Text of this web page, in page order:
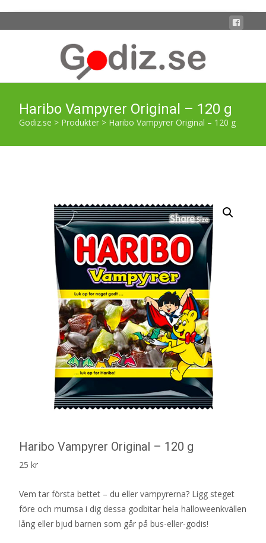
Haribo Vampyrer Original – 120 g
Godiz.se > Produkter > Haribo Vampyrer Original – 120 g
Haribo Vampyrer Original – 120 g
25 kr
Vem tar första bettet – du eller vampyrerna? Ligg steget
före och mumsa i dig dessa godbitar hela halloweenkvällen
lång eller bjud barnen som går på bus-eller-godis!